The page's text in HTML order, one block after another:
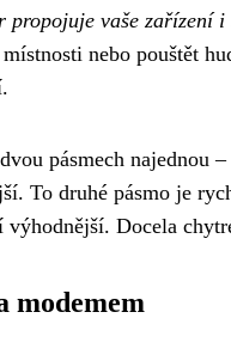
propojuje vaše zařízení i
nebo pouštět
pásmech najednou
To druhé pásmo je
výhodnější. Docela
modemem